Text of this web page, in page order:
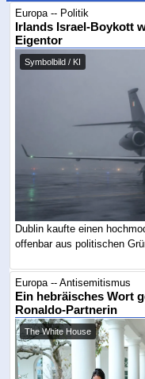
Europa -- Politik
Irlands Israel-Boykott
Eigentor
Symbolbild / KI
Dublin kaufte einen
offenbar aus politischen
Europa -- Antisemitismus
Ein hebräisches Wort
Ronaldo-Partnerin
The White House